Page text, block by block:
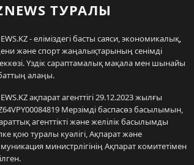
ТУРАЛЫ
- еліміздегі басты саяси, экономикалық,
және спорт жаңалықтарының сенімді
Үздік сараптамалық мақала мен шынайы
алаңы.
ақпарат агенттігі 29.12.2023 жылғы
Мерзімді баспасөз басылымын,
агенттікті және желілік басылымды
қою туралы куәлігі, Ақпарат және
министрлігінің Ақпарат комитетімен